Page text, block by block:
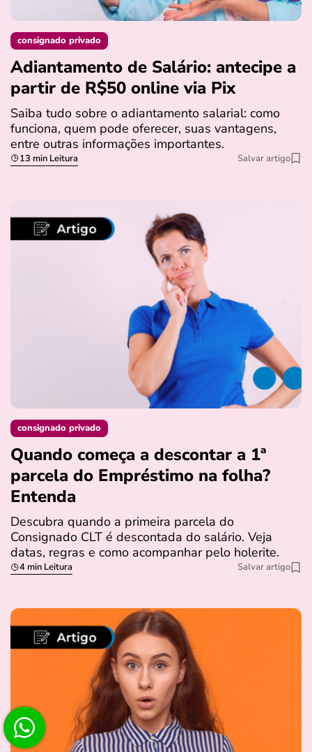
consignado privado
Adiantamento de Salário: antecipe a
partir de R$50 online via Pix
Saiba tudo sobre o adiantamento salarial: como
funciona, quem pode oferecer, suas vantagens,
entre outras informações importantes.
13 min Leitura Salvar artigo
consignado privado
Quando começa a descontar a 1ª
parcela do Empréstimo na folha?
Entenda
Descubra quando a primeira parcela do
Consignado CLT é descontada do salário. Veja
datas, regras e como acompanhar pelo holerite.
4 min Leitura Salvar artigo